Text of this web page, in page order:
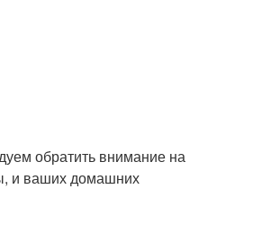
обратить внимание на
и ваших домашних